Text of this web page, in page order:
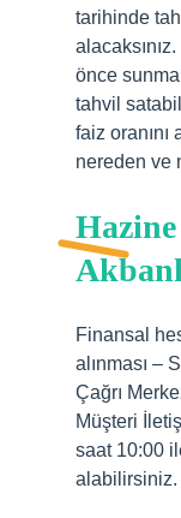
tarihinde
alacaksınız.
önce
tahvil
faiz oranını
nereden ve
Hazine
Finansal
alınması –
Çağrı
Müşteri
saat 10:00
alabilirsiniz.